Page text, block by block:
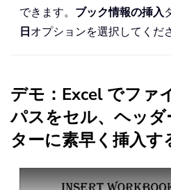
できます。 ブック情報の挿入
日オプションを選択してくだ
デモ：Excel でファ
パスをセル、ヘッダ
ターに素早く挿入す